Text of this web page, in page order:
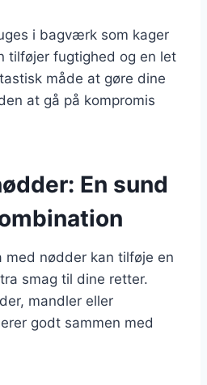
i bagværk som kager
tilføjer fugtighed og en let
måde at gøre dine
at gå på kompromis
En sund
med nødder kan tilføje en
smag til dine retter.
mandler eller
godt sammen med